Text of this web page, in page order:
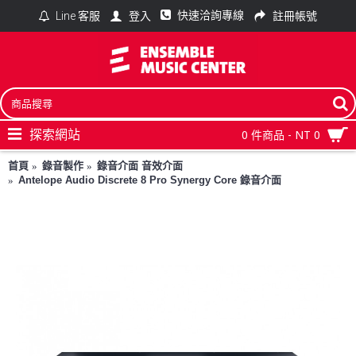
Line 客服 登入 快速洽詢專線 註冊帳號
0 件商品 - NT 0
探索網站
首頁 錄音製作
錄音介面 音效介面
Antelope Audio Discrete 8 Pro Synergy Core 錄音介面